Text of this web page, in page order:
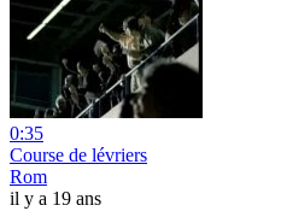
0:35
Course de lévriers
Rom
il y a 19 ans